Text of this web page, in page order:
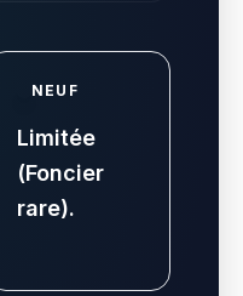
NEUF
Limitée
(Foncier
rare).